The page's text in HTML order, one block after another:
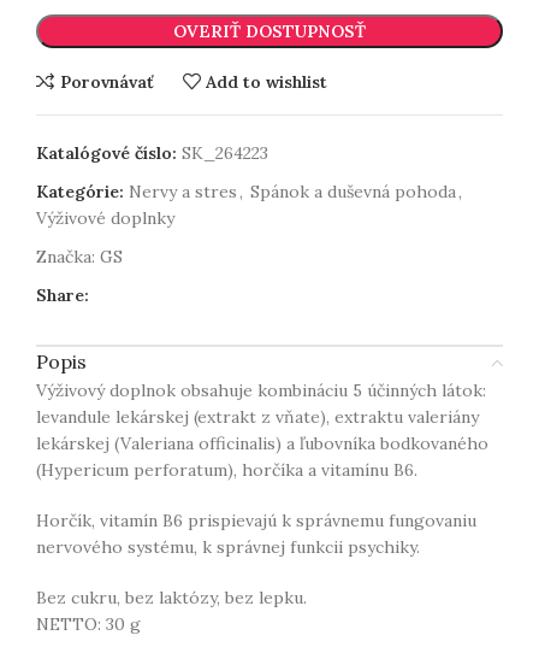
OVERIŤ DOSTUPNOSŤ
Porovnávať Add to wishlist
Katalógové číslo: SK_264223
Kategórie: Nervy a stres, Spánok a duševná pohoda,
Výživové doplnky
Značka: GS
Share:
Popis
Výživový doplnok obsahuje kombináciu 5 účinných látok:
levandule lekárskej (extrakt z vňate), extraktu valeriány
lekárskej (Valeriana officinalis) a ľubovníka bodkovaného
(Hypericum perforatum), horčíka a vitamínu B6.
Horčík, vitamín B6 prispievajú k správnemu fungovaniu
nervového systému, k správnej funkcii psychiky.
Bez cukru, bez laktózy, bez lepku.
NETTO: 30 g